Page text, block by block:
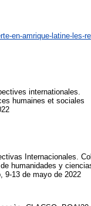
en-amrique-latine-les-
internationales.
humaines et sociales
Internacionales.
humanidades y
9-13 de mayo de 2022